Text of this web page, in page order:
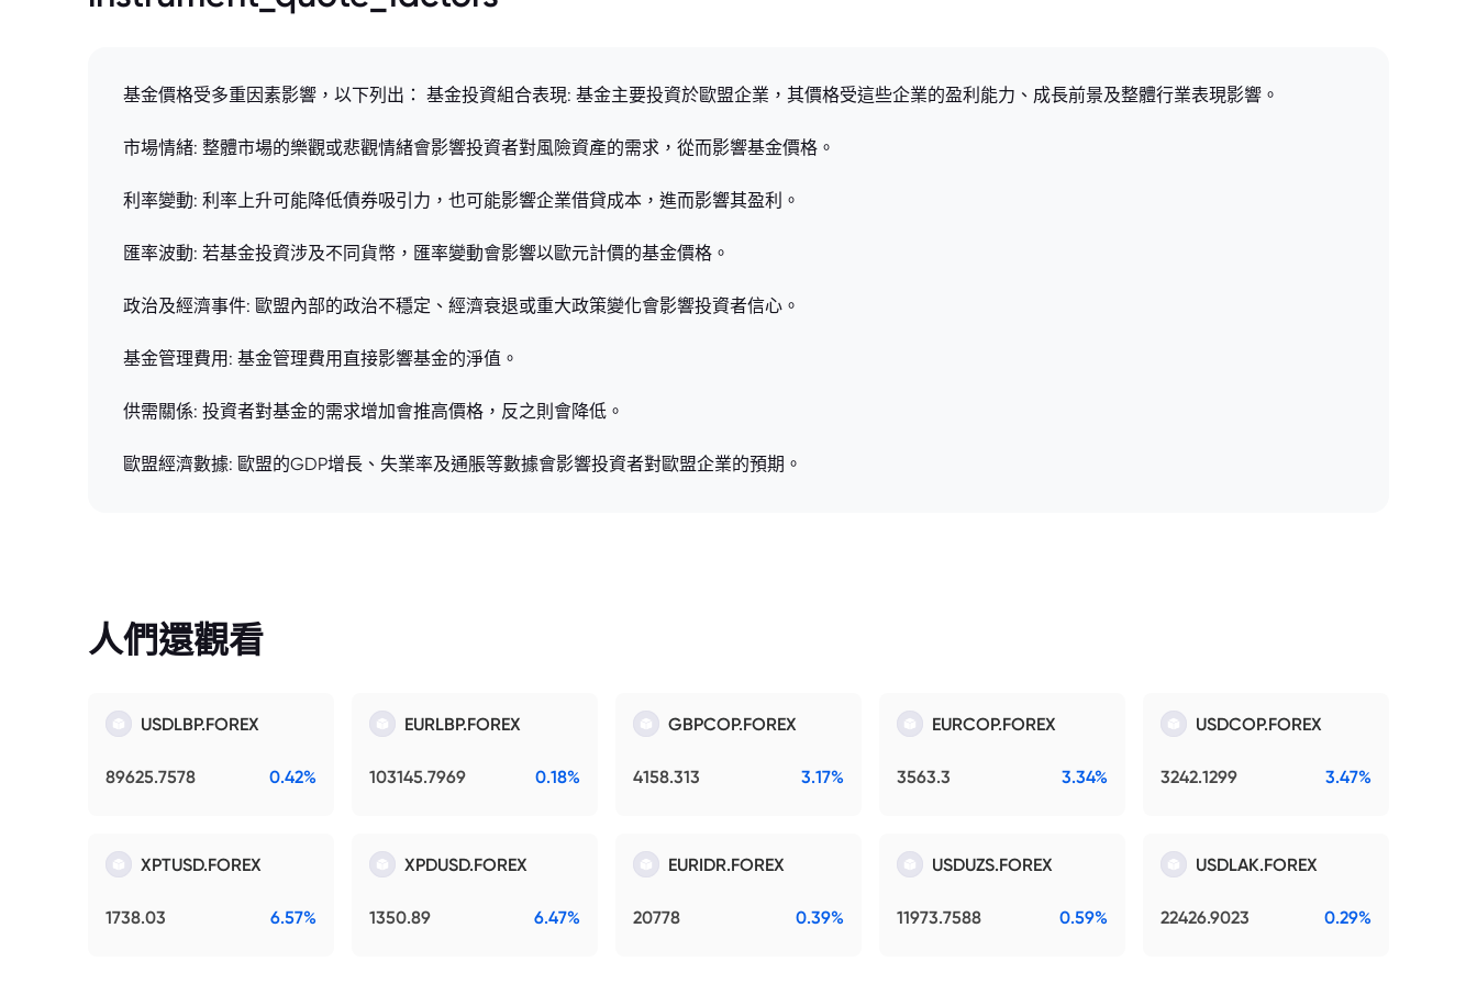
基金價格受多重因素影響，以下列出： 基金投資組合表現: 基金主要投資於歐盟企業，其價格受這些企業的盈利能力、成長前景及整體行業表現影響。
市場情緒: 整體市場的樂觀或悲觀情緒會影響投資者對風險資產的需求，從而影響基金價格。
利率變動: 利率上升可能降低債券吸引力，也可能影響企業借貸成本，進而影響其盈利。
匯率波動: 若基金投資涉及不同貨幣，匯率變動會影響以歐元計價的基金價格。
政治及經濟事件: 歐盟內部的政治不穩定、經濟衰退或重大政策變化會影響投資者信心。
基金管理費用: 基金管理費用直接影響基金的淨值。
供需關係: 投資者對基金的需求增加會推高價格，反之則會降低。
歐盟經濟數據: 歐盟的GDP增長、失業率及通脹等數據會影響投資者對歐盟企業的預期。
人們還觀看
USDLBP.FOREX
89625.7578 0.42%
EURLBP.FOREX
103145.7969 0.18%
GBPCOP.FOREX
4158.313 3.17%
EURCOP.FOREX
3563.3 3.34%
USDCOP.FOREX
3242.1299 3.47%
XPTUSD.FOREX
1738.03 6.57%
XPDUSD.FOREX
1350.89 6.47%
EURIDR.FOREX
20778 0.39%
USDUZS.FOREX
11973.7588 0.59%
USDLAK.FOREX
22426.9023 0.29%